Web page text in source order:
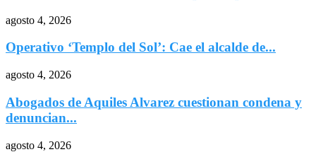
agosto 4, 2026
Operativo ‘Templo del Sol’: Cae el alcalde de...
agosto 4, 2026
Abogados de Aquiles Alvarez cuestionan condena y
denuncian...
agosto 4, 2026